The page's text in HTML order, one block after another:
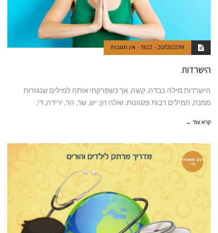
20/05/2019
19:22 אין תגובות
הישרדות
הישרדות מילה כבדה, קשה, אך כשפרקתי אותה למילים שנגזרות
ממנה, המילים רבות ומגוונות. ואלה הן: יש, שר, הר, ירידה, די,
קרא עוד ←
זמן משפח
תי